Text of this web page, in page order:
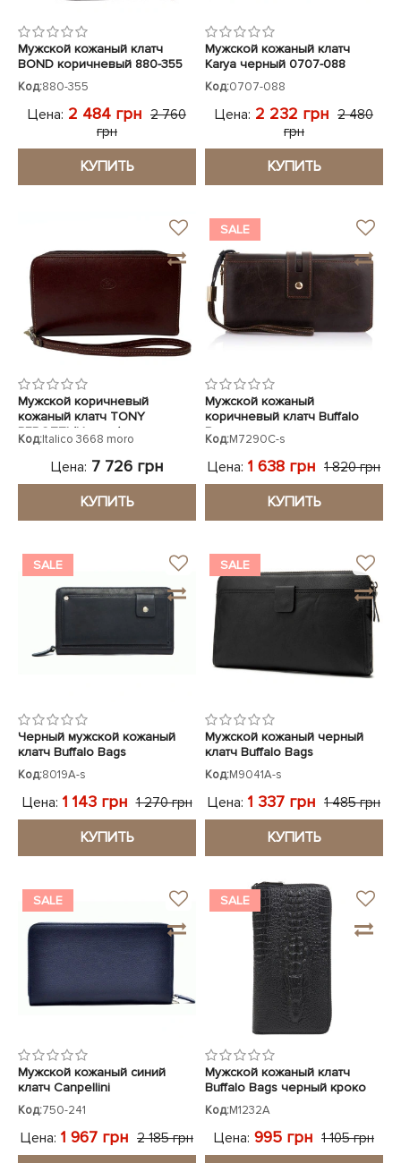
Мужской кожаный клатч
BOND коричневый 880-355
кроко
Код:880-355
Цена: 2 484 грн 2 760
грн
КУПИТЬ
Мужской кожаный клатч
Karya черный 0707-088
Код:0707-088
Цена: 2 232 грн 2 480
грн
КУПИТЬ
Мужской коричневый
кожаный клатч TONY
PEROTTI (Италия)
Код:Italico 3668 moro
Цена: 7 726 грн
КУПИТЬ
SALE
Мужской кожаный
коричневый клатч Buffalo
Bags
Код:M7290C-s
Цена: 1 638 грн 1 820 грн
КУПИТЬ
SALE
Черный мужской кожаный
клатч Buffalo Bags
Код:8019A-s
Цена: 1 143 грн 1 270 грн
КУПИТЬ
SALE
Мужской кожаный черный
клатч Buffalo Bags
Код:M9041A-s
Цена: 1 337 грн 1 485 грн
КУПИТЬ
SALE
Мужской кожаный синий
клатч Canpellini
Код:750-241
Цена: 1 967 грн 2 185 грн
SALE
Мужской кожаный клатч
Buffalo Bags черный кроко
Код:M1232A
Цена: 995 грн 1 105 грн